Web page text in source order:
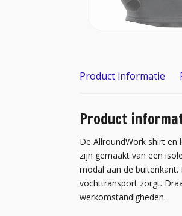
Product informatie
Product
De AllroundWork shirt en
zijn gemaakt van een
modal aan de
vochttransport zorgt.
werkomstandigheden.